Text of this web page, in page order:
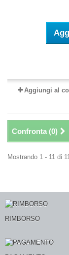
Aggiungi al
Confronta (0)
Mostrando 1 - 11 di
RIMBORSO